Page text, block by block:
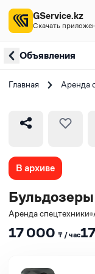
Объявления
Главная Аренда
В архиве
Бульдозеры
Аренда спецтехники
17 000 ₸ / час
GService.kz
Скачать